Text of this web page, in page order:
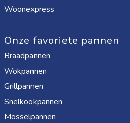
Woonexpress
Onze favoriete pannen
Braadpannen
Wokpannen
Grillpannen
Snelkookpannen
Mosselpannen